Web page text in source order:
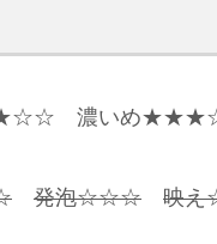
濃いめ
発泡☆☆☆ 映